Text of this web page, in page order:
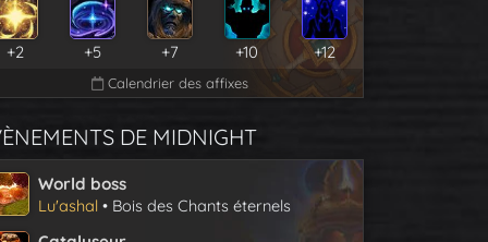
+2 +5 +7 +10 +12
Calendrier des affixes
DE MIDNIGHT
World boss
Lu'ashal • Bois des Chants éternels